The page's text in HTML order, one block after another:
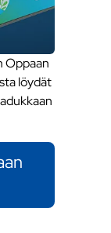
Oppaan
löydät